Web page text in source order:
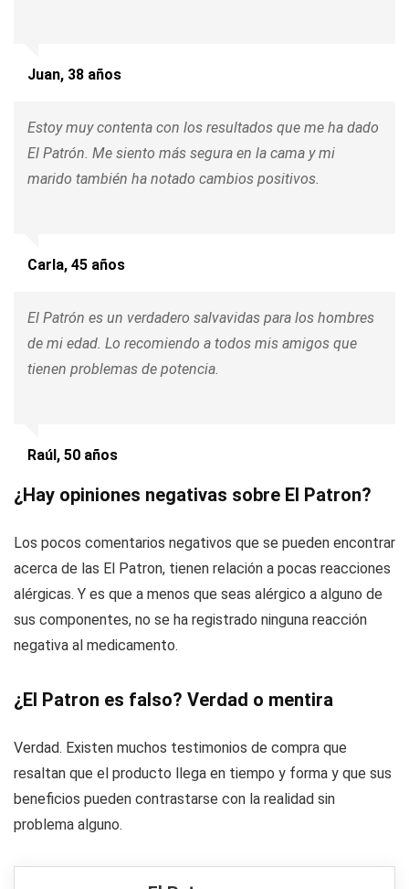
Juan, 38 años
Estoy muy contenta con los resultados que me ha dado
El Patrón. Me siento más segura en la cama y mi
marido también ha notado cambios positivos.
Carla, 45 años
El Patrón es un verdadero salvavidas para los hombres
de mi edad. Lo recomiendo a todos mis amigos que
tienen problemas de potencia.
Raúl, 50 años
¿Hay opiniones negativas sobre El Patron?
Los pocos comentarios negativos que se pueden encontrar
acerca de las El Patron, tienen relación a pocas reacciones
alérgicas. Y es que a menos que seas alérgico a alguno de
sus componentes, no se ha registrado ninguna reacción
negativa al medicamento.
¿El Patron es falso? Verdad o mentira
Verdad. Existen muchos testimonios de compra que
resaltan que el producto llega en tiempo y forma y que sus
beneficios pueden contrastarse con la realidad sin
problema alguno.